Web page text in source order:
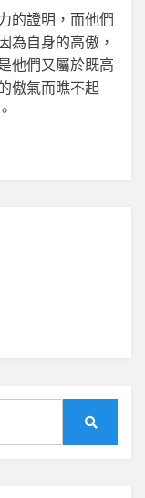
證明，而他們
為自身的高傲，
他們又屬於既高
傲氣而瞧不起